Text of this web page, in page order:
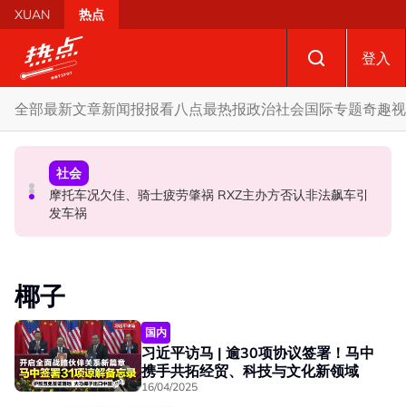
Skip to main content
XUAN 热点
登入
全部最新文章新闻报报看八点最热报政治社会国际专题奇趣
政治
柔森州选合作奏效 阿末马斯兰吁国阵国盟携手迎战甲州选
财经
SST成华商远离希盟因素？ 阿末马斯兰：华裔商家更倾向
GST机制
社会
摩托车况欠佳、骑士疲劳肇祸 RXZ主办方否认非法飙车引
发车祸
椰子
国内
习近平访马 | 逾30项协议签署！马中
携手共拓经贸、科技与文化新领域
16/04/2025